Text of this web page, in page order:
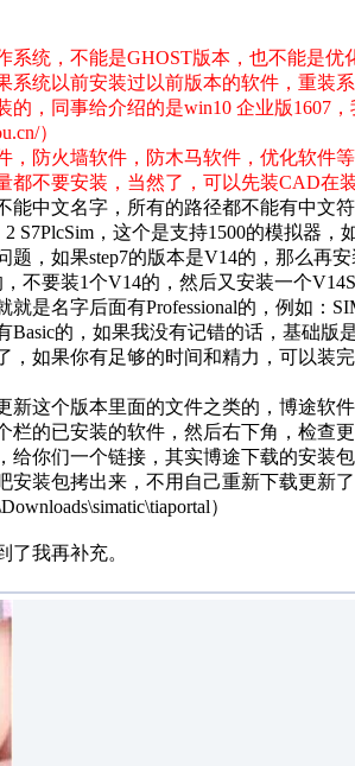
系统，不能是GHOST版本，也不能是优
系统以前安装过以前版本的软件，重装
的，同事给介绍的是win10 企业版1607
）
，防火墙软件，防木马软件，优化软件
都不要安装，当然了，可以先装CAD在
能中文名字，所有的路径都不能有中文
2 S7PlcSim ， 这个是支持1500的模拟器，
题，如果step7的版本是V14的，那么再
不要装1个V14的，然后又安装一个
是名字后面有Professional的，例如：
Basic的，如果我没有记错的话，基础版
，如果你有足够的时间和精力，可以装
新这个版本里面的文件之类的，博途软
栏的已安装的软件，然后右下角，检查
给你们一个链接，其实博途下载的安装
安装包拷出来，不用自己重新下载更新
）
了我再补充。